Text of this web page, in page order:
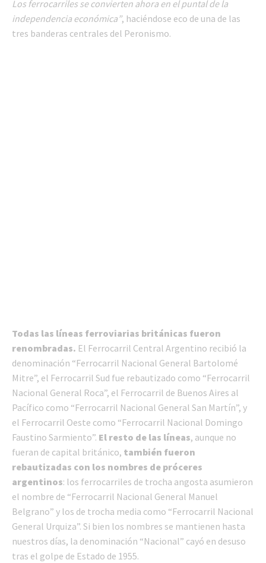
Los ferrocarriles se convierten ahora en el puntal de la
independencia económica”, haciéndose eco de una de las
tres banderas centrales del Peronismo.
Todas las líneas ferroviarias británicas fueron
renombradas. El Ferrocarril Central Argentino recibió la
denominación “Ferrocarril Nacional General Bartolomé
Mitre”, el Ferrocarril Sud fue rebautizado como “Ferrocarril
Nacional General Roca”, el Ferrocarril de Buenos Aires al
Pacífico como “Ferrocarril Nacional General San Martín”, y
el Ferrocarril Oeste como “Ferrocarril Nacional Domingo
Faustino Sarmiento”. El resto de las líneas, aunque no
fueran de capital británico, también fueron
rebautizadas con los nombres de próceres
argentinos: los ferrocarriles de trocha angosta asumieron
el nombre de “Ferrocarril Nacional General Manuel
Belgrano” y los de trocha media como “Ferrocarril Nacional
General Urquiza”. Si bien los nombres se mantienen hasta
nuestros días, la denominación “Nacional” cayó en desuso
tras el golpe de Estado de 1955.